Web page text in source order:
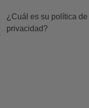
¿Cuál es su política de
privacidad?